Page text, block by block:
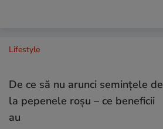
Lifestyle
De ce să nu arunci semințele de
la pepenele roșu – ce beneficii
au